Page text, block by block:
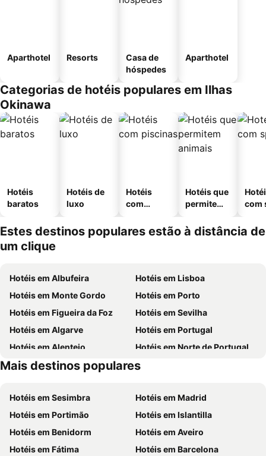
Aparthotel Resorts
Casa de
hóspedes
Aparthotel
Categorias de hotéis populares em Ilhas
Okinawa
Hotéis
baratos
Hotéis de
luxo
Hotéis
com
Hotéis que
permitem
com
Estes destinos populares estão à distância de
um clique
Hotéis em Albufeira
Hotéis em Lisboa
Hotéis em Monte Gordo
Hotéis em Porto
Hotéis em Figueira da Foz
Hotéis em Sevilha
Hotéis em Algarve
Hotéis em Portugal
Hotéis em Alentejo
Hotéis em Norte de Portugal
Hotéis em Madeira
Hotéis em Espanha
Mais destinos populares
Hotéis em Sesimbra
Hotéis em Madrid
Hotéis em Portimão
Hotéis em Islantilla
Hotéis em Benidorm
Hotéis em Aveiro
Hotéis em Fátima
Hotéis em Barcelona